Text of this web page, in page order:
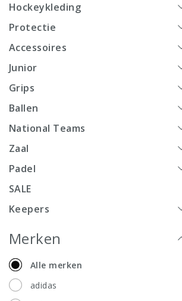
Hockeykleding
Protectie
Accessoires
Junior
Grips
Ballen
National Teams
Zaal
Padel
SALE
Keepers
Merken
Alle merken
adidas